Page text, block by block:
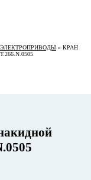
» КРАН